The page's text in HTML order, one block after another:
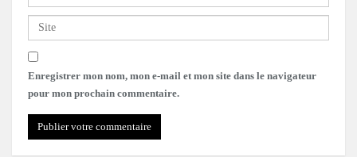
Enregistrer mon nom, mon e-mail et mon site dans le navigateur
pour mon prochain commentaire.